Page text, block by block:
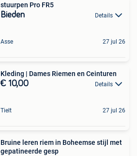
stuurpen Pro FR5
Bieden Details
Asse 27 jul 26
Kleding | Dames Riemen en Ceinturen
€ 10,00 Details
Tielt 27 jul 26
Bruine leren riem in Boheemse stijl met
gepatineerde gesp